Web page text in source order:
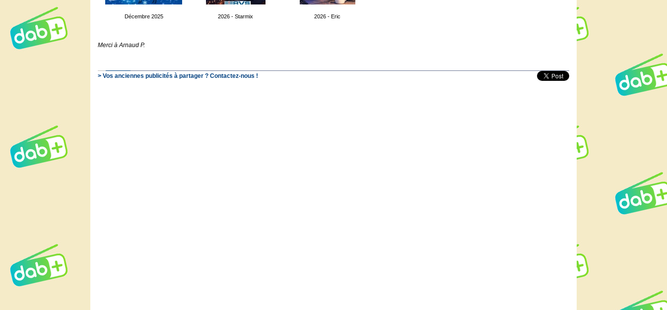
Décembre 2025 2026 - Starmix 2026 - Eric
Merci à Arnaud P.
> Vos anciennes publicités à partager ? Contactez-nous !